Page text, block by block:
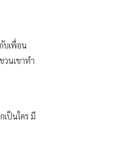
บเพื่อน
วนเขาทำ
เป็นใคร มี